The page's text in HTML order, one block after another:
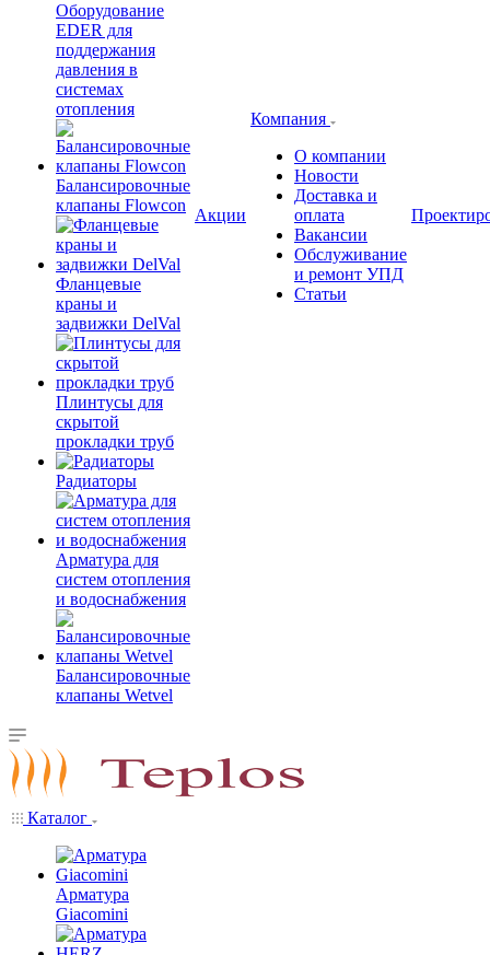
Оборудование
EDER для
поддержания
давления в
системах
отопления
Балансировочные
клапаны Flowcon
Фланцевые
краны и
задвижки DelVal
Плинтусы для
скрытой
прокладки труб
Радиаторы
Арматура для
систем отопления
и водоснабжения
Балансировочные
клапаны Wetvel
Акции
Компания
О компании
Новости
Доставка и
оплата
Вакансии
Обслуживание
и ремонт УПД
Статьи
Каталог
Арматура
Giacomini